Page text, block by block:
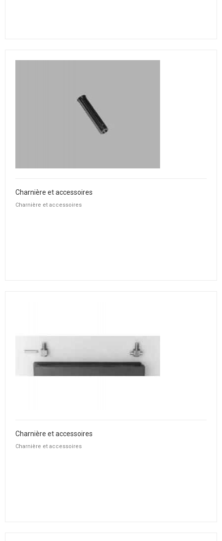
Charnière et accessoires
Charnière et accessoires
Charnière et accessoires
Charnière et accessoires